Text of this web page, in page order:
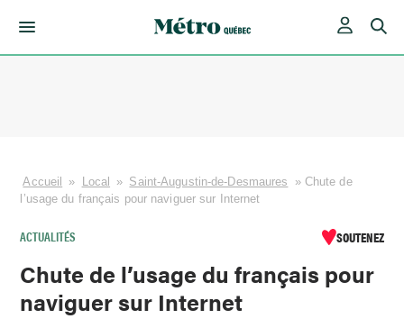
Accueil » Local » Saint-Augustin-de-Desmaures » Chute de
l’usage du français pour naviguer sur Internet
ACTUALITÉS SOUTENEZ
Chute de l’usage du français pour
naviguer sur Internet